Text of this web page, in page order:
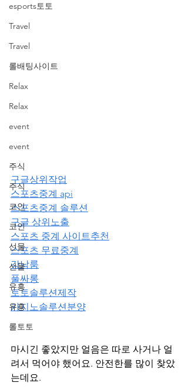
esports토토
Travel
Travel
롤배팅사이트
Relax
Relax
event
event
주식
주식
코인
코인
선물
선물
유흥
유흥
롤토토
구글상위작업
스포츠중계 api
스포츠중계 솔루션
구글 상위노출
스포츠 중계 사이트추천
스포츠 무료중계
강남룸
풀싸롱
토토솔루션제작
카지노솔루션분양
마시긴 좋았지만 얼음은 따로 사거나 얼
려서 먹어야 했어요. 안전한를 많이 찾았
는데요.